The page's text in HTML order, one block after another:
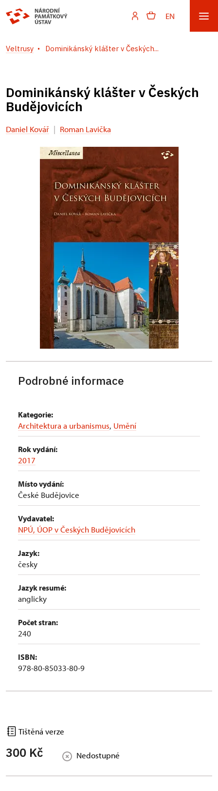
EN
Veltrusy Dominikánský klášter v Českých...
Dominikánský klášter v Českých
Budějovicích
Daniel Kovář | Roman Lavička
Podrobné informace
Kategorie:
Architektura a urbanismus, Umění
Rok vydání:
2017
Místo vydání:
České Budějovice
Vydavatel:
NPÚ, ÚOP v Českých Budějovicích
Jazyk:
česky
Jazyk resumé:
anglicky
Počet stran:
240
ISBN:
978-80-85033-80-9
Tištěná verze
300 Kč Nedostupné